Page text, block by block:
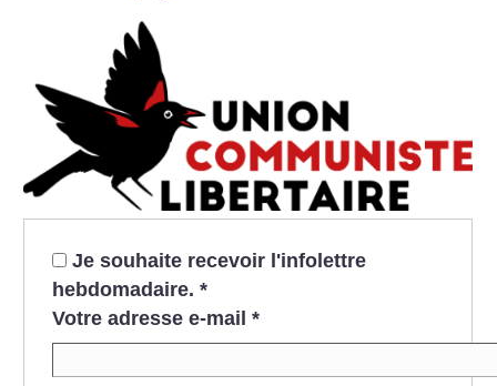
Je souhaite recevoir l'infolettre
hebdomadaire. *
Votre adresse e-mail *